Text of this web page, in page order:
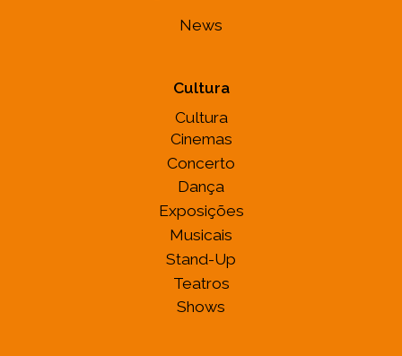
News
Cultura
Cultura
Cinemas
Concerto
Dança
Exposições
Musicais
Stand-Up
Teatros
Shows